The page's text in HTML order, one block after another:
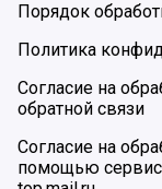
Порядок
Политика
Согласие на
обратной связи
Согласие на
помощью